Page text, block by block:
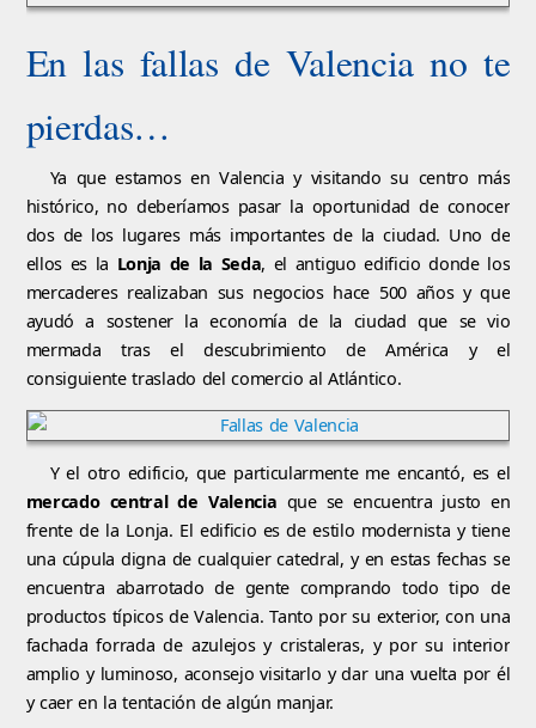
En las fallas de Valencia no te
pierdas…
Ya que estamos en Valencia y visitando su centro más
histórico, no deberíamos pasar la oportunidad de conocer
dos de los lugares más importantes de la ciudad. Uno de
ellos es la Lonja de la Seda, el antiguo edificio donde los
mercaderes realizaban sus negocios hace 500 años y que
ayudó a sostener la economía de la ciudad que se vio
mermada tras el descubrimiento de América y el
consiguiente traslado del comercio al Atlántico.
Y el otro edificio, que particularmente me encantó, es el
mercado central de Valencia que se encuentra justo en
frente de la Lonja. El edificio es de estilo modernista y tiene
una cúpula digna de cualquier catedral, y en estas fechas se
encuentra abarrotado de gente comprando todo tipo de
productos típicos de Valencia. Tanto por su exterior, con una
fachada forrada de azulejos y cristaleras, y por su interior
amplio y luminoso, aconsejo visitarlo y dar una vuelta por él
y caer en la tentación de algún manjar.